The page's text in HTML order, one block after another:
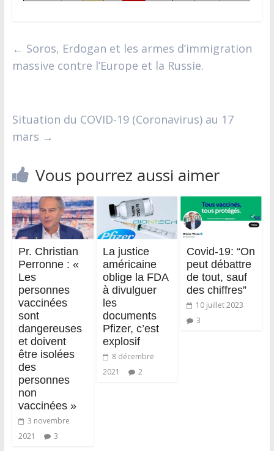
← Soros, Erdogan et les armes d’immigration
massive contre l’Europe et la Russie.
Situation du COVID-19 (Coronavirus) au 17
mars →
Vous pourrez aussi aimer
Pr. Christian
Perronne : «
Les
personnes
vaccinées
sont
dangereuses
et doivent
être isolées
des
personnes
non
vaccinées »
3 novembre
2021
3
La justice
américaine
oblige la FDA
à divulguer
les
documents
Pfizer, c’est
explosif
8 décembre
2021
2
Covid-19: “On
peut débattre
de tout, sauf
des chiffres”
10 juillet 2023
3